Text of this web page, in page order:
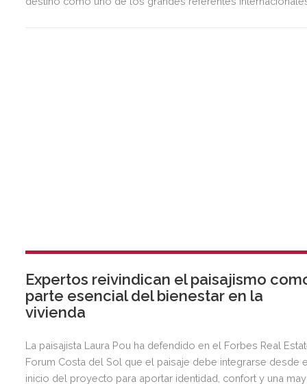
Expertos reivindican el paisajismo
parte esencial del bienestar en la
vivienda
La paisajista Laura Pou ha defendido en el Forbes Real
Forum Costa del Sol que el paisaje debe integrarse desde
inicio del proyecto para aportar identidad, confort y una